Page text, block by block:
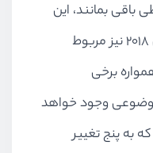
باقی بمانند، این
موضوع به وضعیت سئو در سال ۲۰۱۸ نیز مربوط
برخی
وجود خواهد
به پنج تغییر